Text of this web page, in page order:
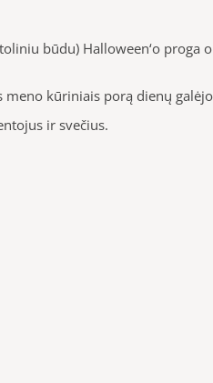
būdu) Halloween‘o proga
kūriniais porą dienų
ir svečius.